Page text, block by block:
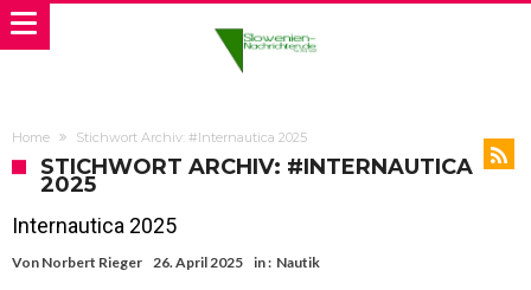
Home Stichwort Archiv: #Internautica 2025
STICHWORT ARCHIV: #INTERNAUTICA
2025
Internautica 2025
Von Norbert Rieger 26. April 2025 in : Nautik